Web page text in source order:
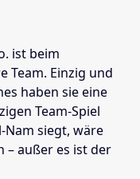
ist beim
Team. Einzig und
haben sie eine
Team-Spiel
Nam siegt, wäre
– außer es ist der